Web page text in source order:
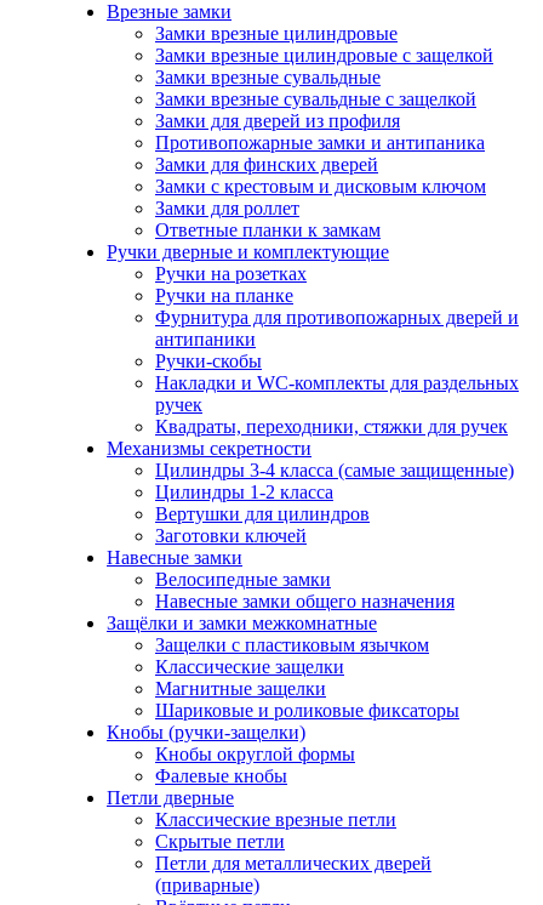
Врезные замки
Замки врезные цилиндровые
Замки врезные цилиндровые с защелкой
Замки врезные сувальдные
Замки врезные сувальдные с защелкой
Замки для дверей из профиля
Противопожарные замки и антипаника
Замки для финских дверей
Замки с крестовым и дисковым ключом
Замки для роллет
Ответные планки к замкам
Ручки дверные и комплектующие
Ручки на розетках
Ручки на планке
Фурнитура для противопожарных дверей и
антипаники
Ручки-скобы
Накладки и WC-комплекты для раздельных
ручек
Квадраты, переходники, стяжки для ручек
Механизмы секретности
Цилиндры 3-4 класса (самые защищенные)
Цилиндры 1-2 класса
Вертушки для цилиндров
Заготовки ключей
Навесные замки
Велосипедные замки
Навесные замки общего назначения
Защёлки и замки межкомнатные
Защелки с пластиковым язычком
Классические защелки
Магнитные защелки
Шариковые и роликовые фиксаторы
Кнобы (ручки-защелки)
Кнобы округлой формы
Фалевые кнобы
Петли дверные
Классические врезные петли
Скрытые петли
Петли для металлических дверей
(приварные)